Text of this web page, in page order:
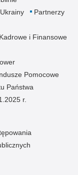
Partnerzy
i Finansowe
Pomocowe
Państwa
r.